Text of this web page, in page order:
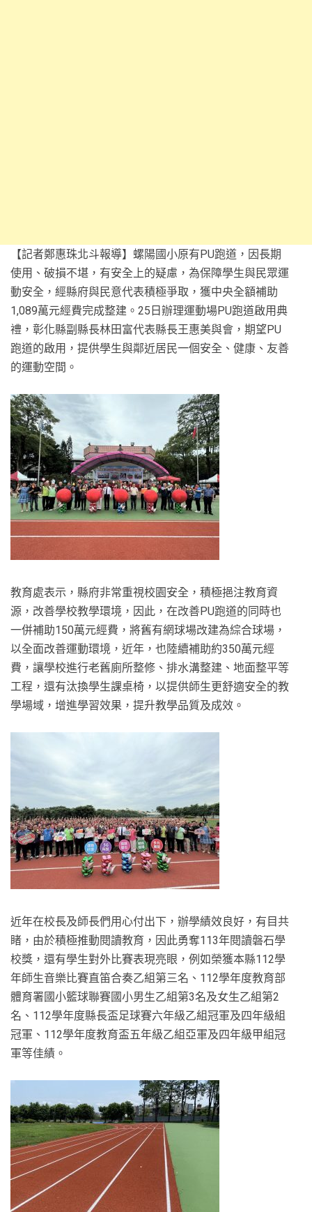
【記者鄭惠珠北斗報導】螺陽國小原有PU跑道，因長期
使用、破損不堪，有安全上的疑慮，為保障學生與民眾運
動安全，經縣府與民意代表積極爭取，獲中央全額補助
1,089萬元經費完成整建。25日辦理運動場PU跑道啟用典
禮，彰化縣副縣長林田富代表縣長王惠美與會，期望PU
跑道的啟用，提供學生與鄰近居民一個安全、健康、友善
的運動空間。
教育處表示，縣府非常重視校園安全，積極挹注教育資
源，改善學校教學環境，因此，在改善PU跑道的同時也
一併補助150萬元經費，將舊有網球場改建為綜合球場，
以全面改善運動環境，近年，也陸續補助約350萬元經
費，讓學校進行老舊廁所整修、排水溝整建、地面整平等
工程，還有汰換學生課桌椅，以提供師生更舒適安全的教
學場域，增進學習效果，提升教學品質及成效。
近年在校長及師長們用心付出下，辦學績效良好，有目共
睹，由於積極推動閱讀教育，因此勇奪113年閱讀磐石學
校獎，還有學生對外比賽表現亮眼，例如榮獲本縣112學
年師生音樂比賽直笛合奏乙組第三名、112學年度教育部
體育署國小籃球聯賽國小男生乙組第3名及女生乙組第2
名、112學年度縣長盃足球賽六年級乙組冠軍及四年級組
冠軍、112學年度教育盃五年級乙組亞軍及四年級甲組冠
軍等佳績。